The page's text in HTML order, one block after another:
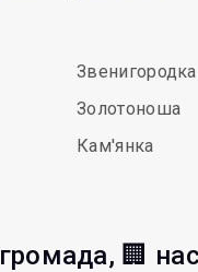
Звенигородка
Золотоноша
Кам'янка
громада, 🏢